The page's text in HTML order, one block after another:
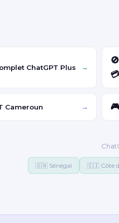
ChatGPT Plus →
🚫
Cameroun →
🇸🇳 Sénégal 🇨🇮 Côte